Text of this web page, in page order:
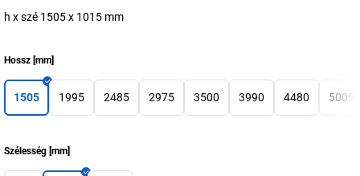
h x szé 1505 x 1015 mm
Hossz [mm]
1505 1995 2485 2975 3500 3990 4480 5005
Szélesség [mm]